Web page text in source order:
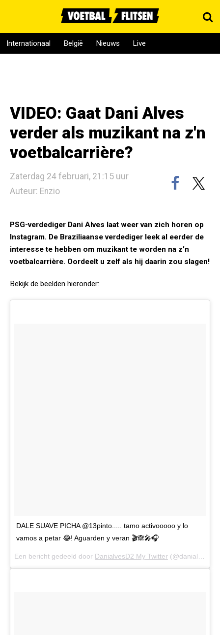
Internationaal België Nieuws Live
VIDEO: Gaat Dani Alves
verder als muzikant na z'n
voetbalcarrière?
Zaterdag 24 februari, 21:15 uur
Auteur: Enzio
PSG-verdediger Dani Alves laat weer van zich horen op
Instagram. De Braziliaanse verdediger leek al eerder de
interesse te hebben om muzikant te worden na z'n
voetbalcarrière. Oordeelt u zelf als hij daarin zou slagen!
Bekijk de beelden hieronder:
DALE SUAVE PICHA @13pinto..... tamo activooooo y lo
vamos a petar 😂! Aguarden y veran 🎬🙈🎤🎧
Een bericht gedeeld door DanialvesD2 My Twitter (@danialves) op